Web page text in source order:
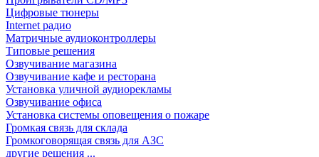
Цифровые тюнеры
Internet радио
Матричные аудиоконтроллеры
Типовые решения
Озвучивание магазина
Озвучивание кафе и ресторана
Установка уличной аудиорекламы
Озвучивание офиса
Установка системы оповещения о пожаре
Громкая связь для склада
Громкоговорящая связь для АЗС
другие решения ...